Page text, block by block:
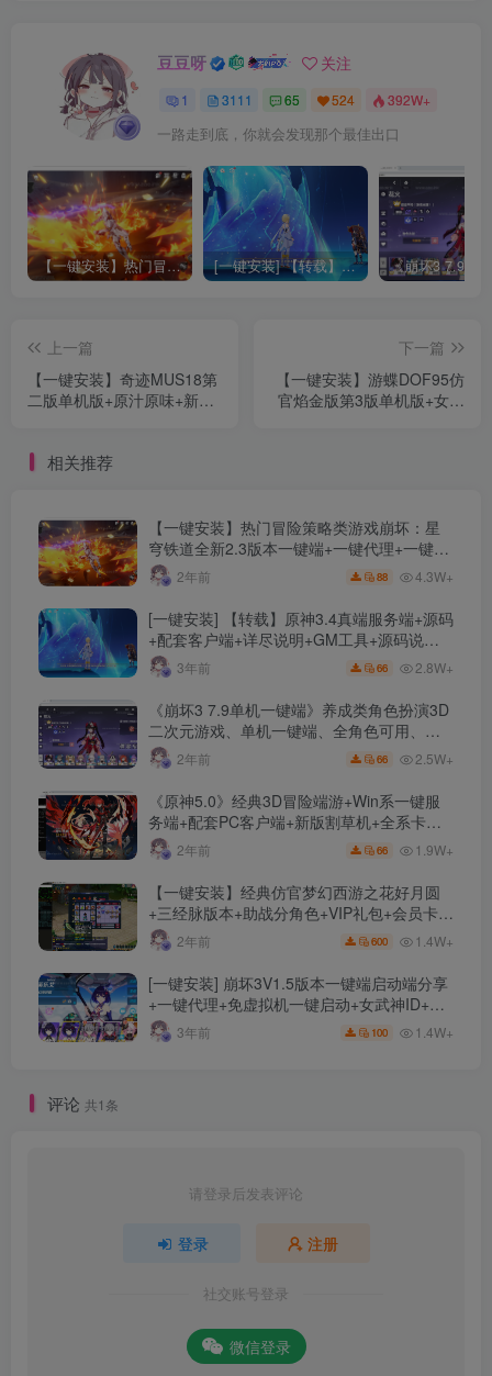
豆豆呀 关注
1 3111 65 524 392W+
一路走到底，你就会发现那个最佳出口
【一键安装】热门冒险策略类游戏崩坏：星穹铁道全新2.3版本一键端+一键代理+一键启动+免虚拟机 [一键安装] 【转载】原神3.4真端服务端+源码+配套客户端+详尽说明+GM工具+源码说明文件
上一篇
【一键安装】奇迹MUS18第
二版单机版+原汁原味+新职
教程+完美的内挂
下一篇
【一键安装】游蝶DOF95仿
官焰金版第3版单机版+女圣
相关推荐
【一键安装】热门冒险策略类游戏崩坏：星
穹铁道全新2.3版本一键端+一键代理+一键启
动+免虚拟机
2年前 88 4.3W+
[一键安装] 【转载】原神3.4真端服务端+源码
+配套客户端+详尽说明+GM工具+源码说明
文件3年前 66 2.8W+
《崩坏3 7.9单机一键端》养成类角色扮演3D
二次元游戏、单机一键端、全角色可用、无
限资源、附带保姆级安装教程
2年前 66 2.5W+
《原神5.0》经典3D冒险端游+Win系一键服
务端+配套PC客户端+新版割草机+全系卡池
文件2年前 66 1.9W+
【一键安装】经典仿官梦幻西游之花好月圆
+三经脉版本+助战分角色+VIP礼包+会员卡
+剧情活动+视频搭建及其他修改资料
2年前 600 1.4W+
[一键安装] 崩坏3V1.5版本一键端启动端分享
+一键代理+免虚拟机一键启动+女武神ID+详
细指令+极简一键修改
3年前 100 1.4W+
评论 共1条
请登录后发表评论
登录 注册
社交账号登录
微信登录